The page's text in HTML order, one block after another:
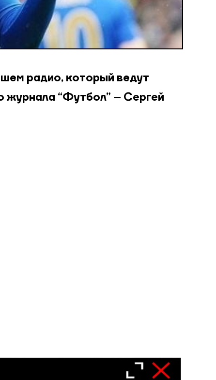
радио, который ведут
журнала “Футбол” – Сергей